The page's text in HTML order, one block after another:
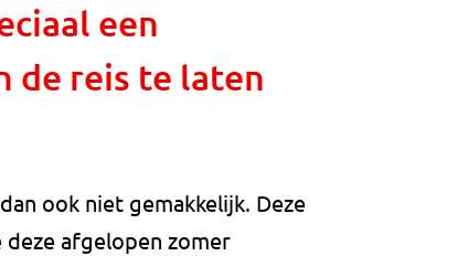
een
de reis te laten
ook niet gemakkelijk. Deze
afgelopen zomer